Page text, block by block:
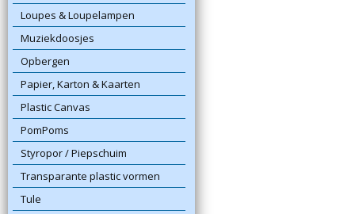
Loupes & Loupelampen
Muziekdoosjes
Opbergen
Papier, Karton & Kaarten
Plastic Canvas
PomPoms
Styropor / Piepschuim
Transparante plastic vormen
Tule